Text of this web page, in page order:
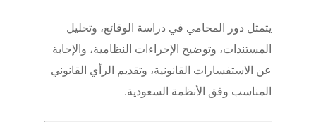
يتمثل دور المحامي في دراسة الوقائع، وتحليل
المستندات، وتوضيح الإجراءات النظامية، والإجابة
عن الاستفسارات القانونية، وتقديم الرأي القانوني
المناسب وفق الأنظمة السعودية.